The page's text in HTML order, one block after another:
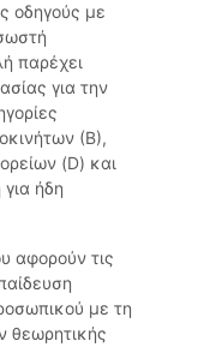
οδηγούς με
παρέχει
για την
(Β),
(D) και
ήδη
αφορούν τις
με τη
θεωρητικής